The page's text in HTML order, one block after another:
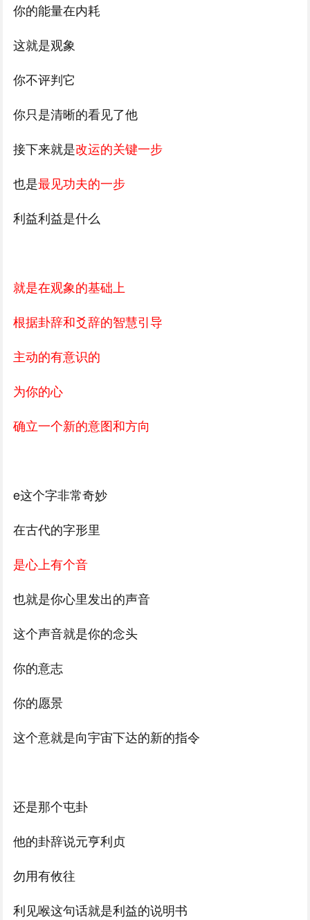
你的能量在内耗
这就是观象
你不评判它
你只是清晰的看见了他
接下来就是改运的关键一步
也是最见功夫的一步
利益利益是什么
就是在观象的基础上
根据卦辞和爻辞的智慧引导
主动的有意识的
为你的心
确立一个新的意图和方向
e这个字非常奇妙
在古代的字形里
是心上有个音
也就是你心里发出的声音
这个声音就是你的念头
你的意志
你的愿景
这个意就是向宇宙下达的新的指令
还是那个屯卦
他的卦辞说元亨利贞
勿用有攸往
利见喉这句话就是利益的说明书